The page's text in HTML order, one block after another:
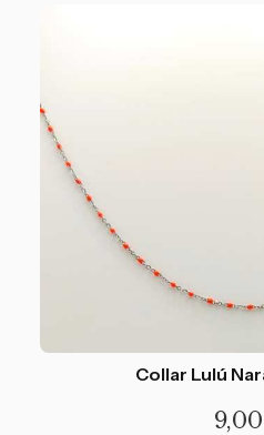
Collar Lulú
9,00